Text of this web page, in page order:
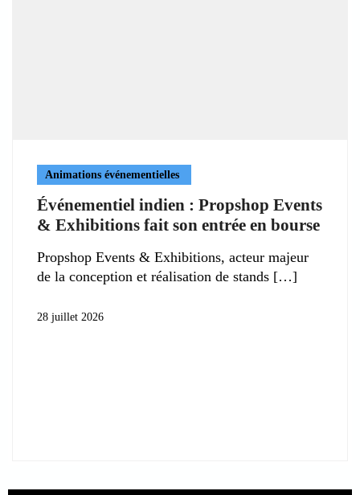
Animations événementielles
Événementiel indien : Propshop Events
& Exhibitions fait son entrée en bourse
Propshop Events & Exhibitions, acteur majeur
de la conception et réalisation de stands
28 juillet 2026